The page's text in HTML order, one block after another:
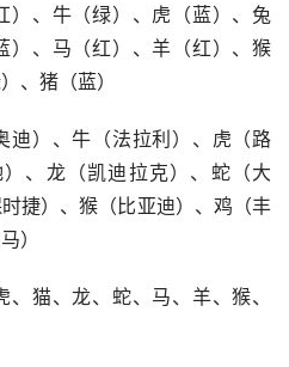
）、牛（绿）、虎（蓝）、兔
）、马（红）、羊（红）、猴
、猪（蓝）
迪）、牛（法拉利）、虎（路
、龙（凯迪拉克）、蛇（大
捷）、猴（比亚迪）、鸡（丰
）
猫、龙、蛇、马、羊、猴、